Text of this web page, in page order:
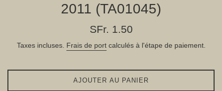
2011 (TA01045)
Prix
SFr. 1.50
Taxes incluses. Frais de portcalculés à l'étape de paiement.
AJOUTER AU PANIER